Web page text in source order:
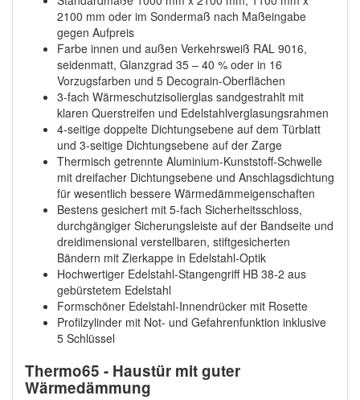
2100 mm oder im Sondermaß nach Maßeingabe
gegen Aufpreis
Farbe innen und außen Verkehrsweiß RAL 9016,
seidenmatt, Glanzgrad 35 – 40 % oder in 16
Vorzugsfarben und 5 Decograin-Oberflächen
3-fach Wärmeschutzisolierglas sandgestrahlt mit
klaren Querstreifen und Edelstahlverglasungsrahmen
4-seitige doppelte Dichtungsebene auf dem Türblatt
und 3-seitige Dichtungsebene auf der Zarge
Thermisch getrennte Aluminium-Kunststoff-Schwelle
mit dreifacher Dichtungsebene und Anschlagsdichtung
für wesentlich bessere Wärmedämmeigenschaften
Bestens gesichert mit 5-fach Sicherheitsschloss,
durchgängiger Sicherungsleiste auf der Bandseite und
dreidimensional verstellbaren, stiftgesicherten
Bändern mit Zierkappe in Edelstahl-Optik
Hochwertiger Edelstahl-Stangengriff HB 38-2 aus
gebürstetem Edelstahl
Formschöner Edelstahl-Innendrücker mit Rosette
Profilzylinder mit Not- und Gefahrenfunktion inklusive
5 Schlüssel
Thermo65 - Haustür mit guter
Wärmedämmung